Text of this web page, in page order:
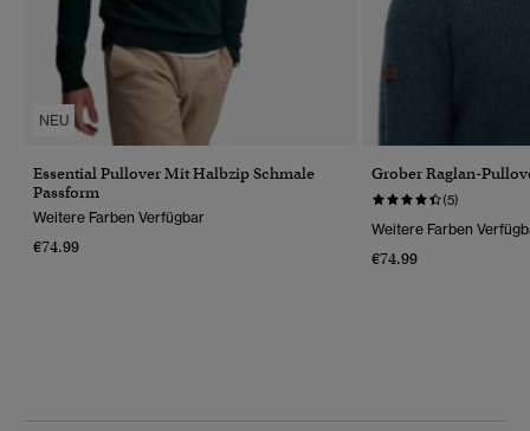
NEU
Essential Pullover Mit Halbzip Schmale
Passform
Weitere Farben Verfügbar
€74.99
Grober Raglan-
(5)
Weitere Farben
€74.99